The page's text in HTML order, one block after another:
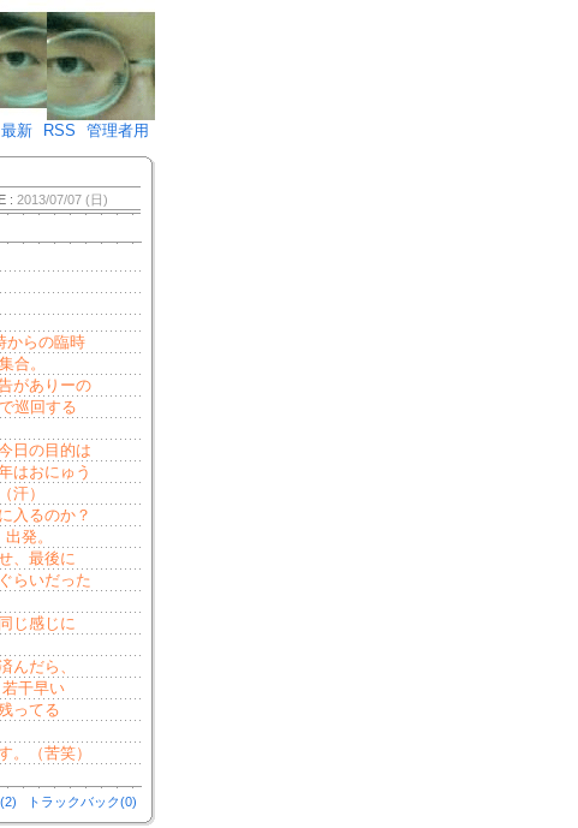
･･♪)÷2
最新 RSS 管理者用
: 2013/07/07 (日)
からの臨時
合。
がありーの
巡回する
日の目的は
はおにゅう
汗）
入るのか？
発。
、最後に
らいだった
じ感じに
だら、
干早い
ってる
。（苦笑）
トラックバック(0)